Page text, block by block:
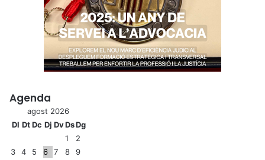
Agenda
agost 2026
Dl DtDc Dj DvDsDg
1
2
3
4 5 6 7 8
9